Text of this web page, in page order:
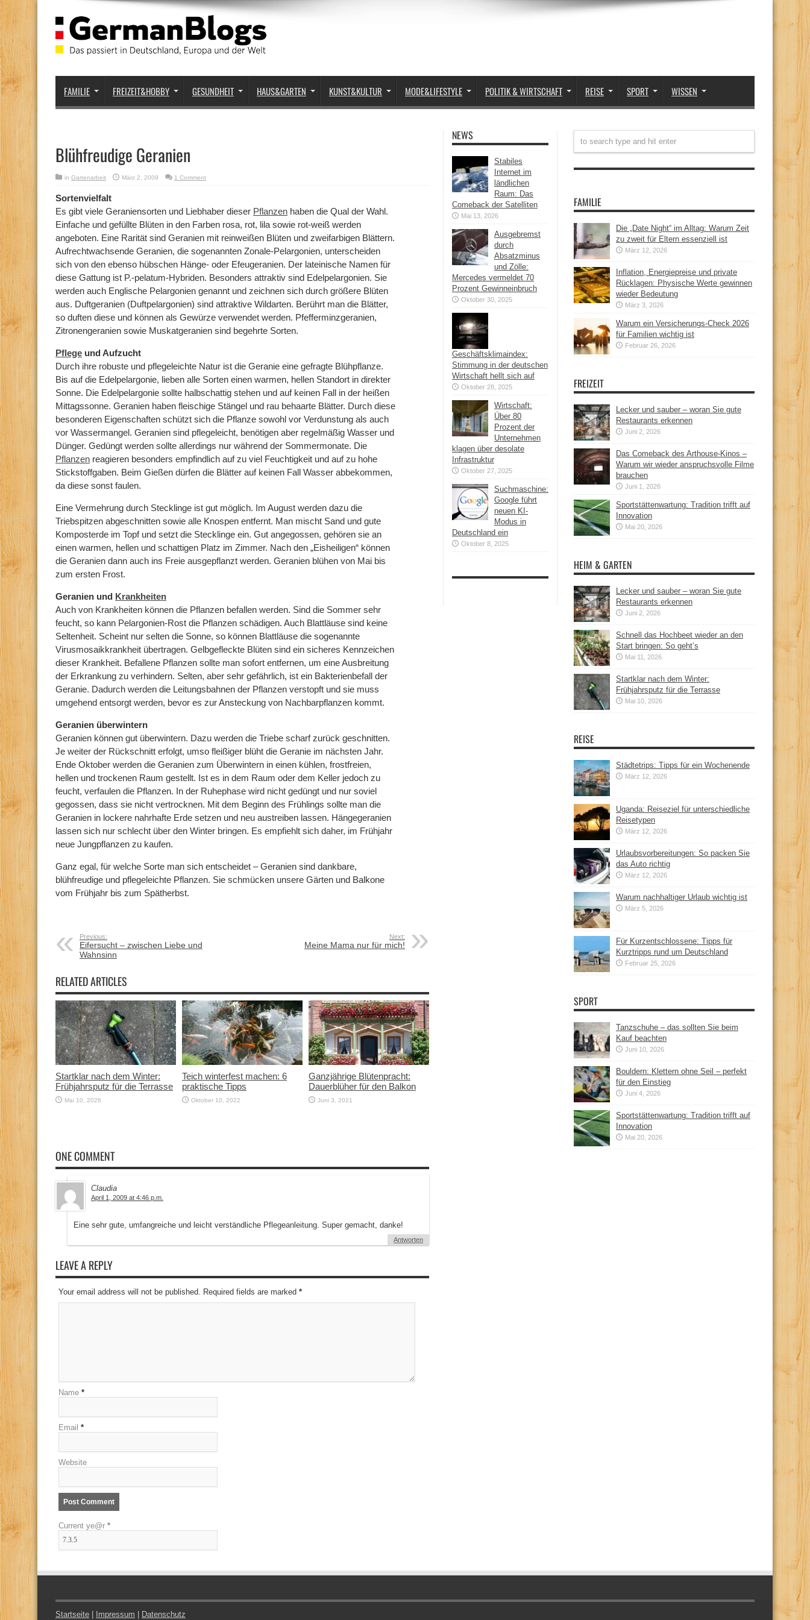
FAMILIE FREIZEIT&HOBBY GESUNDHEIT HAUS&GARTEN KUNST&KULTUR MODE&LIFESTYLE POLITIK & WIRTSCHAFT REISE SPORT WISSEN
Blühfreudige Geranien
in Gartenarbeit März 2, 2009 1 Comment
Sortenvielfalt
Es gibt viele Geraniensorten und Liebhaber dieser Pflanzen haben die Qual der Wahl.
Einfache und gefüllte Blüten in den Farben rosa, rot, lila sowie rot-weiß werden
angeboten. Eine Rarität sind Geranien mit reinweißen Blüten und zweifarbigen Blättern.
Aufrechtwachsende Geranien, die sogenannten Zonale-Pelargonien, unterscheiden
sich von den ebenso hübschen Hänge- oder Efeugeranien. Der lateinische Namen für
diese Gattung ist P.-pelatum-Hybriden. Besonders attraktiv sind Edelpelargonien. Sie
werden auch Englische Pelargonien genannt und zeichnen sich durch größere Blüten
aus. Duftgeranien (Duftpelargonien) sind attraktive Wildarten. Berührt man die Blätter,
so duften diese und können als Gewürze verwendet werden. Pfefferminzgeranien,
Zitronengeranien sowie Muskatgeranien sind begehrte Sorten.
Pflege und Aufzucht
Durch ihre robuste und pflegeleichte Natur ist die Geranie eine gefragte Blühpflanze.
Bis auf die Edelpelargonie, lieben alle Sorten einen warmen, hellen Standort in direkter
Sonne. Die Edelpelargonie sollte halbschattig stehen und auf keinen Fall in der heißen
Mittagssonne. Geranien haben fleischige Stängel und rau behaarte Blätter. Durch diese
besonderen Eigenschaften schützt sich die Pflanze sowohl vor Verdunstung als auch
vor Wassermangel. Geranien sind pflegeleicht, benötigen aber regelmäßig Wasser und
Dünger. Gedüngt werden sollte allerdings nur während der Sommermonate. Die
Pflanzen reagieren besonders empfindlich auf zu viel Feuchtigkeit und auf zu hohe
Stickstoffgaben. Beim Gießen dürfen die Blätter auf keinen Fall Wasser abbekommen,
da diese sonst faulen.
Eine Vermehrung durch Stecklinge ist gut möglich. Im August werden dazu die
Triebspitzen abgeschnitten sowie alle Knospen entfernt. Man mischt Sand und gute
Komposterde im Topf und setzt die Stecklinge ein. Gut angegossen, gehören sie an
einen warmen, hellen und schattigen Platz im Zimmer. Nach den „Eisheiligen“ können
die Geranien dann auch ins Freie ausgepflanzt werden. Geranien blühen von Mai bis
zum ersten Frost.
Geranien und Krankheiten
Auch von Krankheiten können die Pflanzen befallen werden. Sind die Sommer sehr
feucht, so kann Pelargonien-Rost die Pflanzen schädigen. Auch Blattläuse sind keine
Seltenheit. Scheint nur selten die Sonne, so können Blattläuse die sogenannte
Virusmosaikkrankheit übertragen. Gelbgefleckte Blüten sind ein sicheres Kennzeichen
dieser Krankheit. Befallene Pflanzen sollte man sofort entfernen, um eine Ausbreitung
der Erkrankung zu verhindern. Selten, aber sehr gefährlich, ist ein Bakterienbefall der
Geranie. Dadurch werden die Leitungsbahnen der Pflanzen verstopft und sie muss
umgehend entsorgt werden, bevor es zur Ansteckung von Nachbarpflanzen kommt.
Geranien überwintern
Geranien können gut überwintern. Dazu werden die Triebe scharf zurück geschnitten.
Je weiter der Rückschnitt erfolgt, umso fleißiger blüht die Geranie im nächsten Jahr.
Ende Oktober werden die Geranien zum Überwintern in einen kühlen, frostfreien,
hellen und trockenen Raum gestellt. Ist es in dem Raum oder dem Keller jedoch zu
feucht, verfaulen die Pflanzen. In der Ruhephase wird nicht gedüngt und nur soviel
gegossen, dass sie nicht vertrocknen. Mit dem Beginn des Frühlings sollte man die
Geranien in lockere nahrhafte Erde setzen und neu austreiben lassen. Hängegeranien
lassen sich nur schlecht über den Winter bringen. Es empfiehlt sich daher, im Frühjahr
neue Jungpflanzen zu kaufen.
Ganz egal, für welche Sorte man sich entscheidet – Geranien sind dankbare,
blühfreudige und pflegeleichte Pflanzen. Sie schmücken unsere Gärten und Balkone
vom Frühjahr bis zum Spätherbst.
Previous:
Eifersucht – zwischen Liebe und
Wahnsinn
Next:
Meine Mama nur für mich!
RELATED ARTICLES
Startklar nach dem Winter:
Frühjahrsputz für die Terrasse
Mai 10, 2026
Teich winterfest machen: 6
praktische Tipps
Oktober 10, 2022
Ganzjährige Blütenpracht:
Dauerblüher für den Balkon
Juni 3, 2021
ONE COMMENT
Claudia
April 1, 2009 at 4:46 p.m.
Eine sehr gute, umfangreiche und leicht verständliche Pflegeanleitung. Super gemacht, danke!
Antworten
LEAVE A REPLY
Your email address will not be published. Required fields are marked *
Name *
Email *
Website
Current ye@r *
NEWS
Stabiles
Internet im
ländlichen
Raum: Das
Comeback der Satelliten
Mai 13, 2026
Ausgebremst
durch
Absatzminus
und Zölle:
Mercedes vermeldet 70
Prozent Gewinneinbruch
Oktober 30, 2025
Geschäftsklimaindex:
Stimmung in der deutschen
Wirtschaft hellt sich auf
Oktober 28, 2025
Wirtschaft:
Über 80
Prozent der
Unternehmen
klagen über desolate
Infrastruktur
Oktober 27, 2025
Suchmaschine:
Google führt
neuen KI-
Modus in
Deutschland ein
Oktober 8, 2025
FAMILIE
Die „Date Night“ im Alltag: Warum Zeit
zu zweit für Eltern essenziell ist
März 12, 2026
Inflation, Energiepreise und private
Rücklagen: Physische Werte gewinnen
wieder Bedeutung
März 3, 2026
Warum ein Versicherungs-Check 2026
für Familien wichtig ist
Februar 26, 2026
FREIZEIT
Lecker und sauber – woran Sie gute
Restaurants erkennen
Juni 2, 2026
Das Comeback des Arthouse-Kinos –
Warum wir wieder anspruchsvolle Filme
brauchen
Juni 1, 2026
Sportstättenwartung: Tradition trifft auf
Innovation
Mai 20, 2026
HEIM & GARTEN
Lecker und sauber – woran Sie gute
Restaurants erkennen
Juni 2, 2026
Schnell das Hochbeet wieder an den
Start bringen: So geht’s
Mai 11, 2026
Startklar nach dem Winter:
Frühjahrsputz für die Terrasse
Mai 10, 2026
REISE
Städtetrips: Tipps für ein Wochenende
März 12, 2026
Uganda: Reiseziel für unterschiedliche
Reisetypen
März 12, 2026
Urlaubsvorbereitungen: So packen Sie
das Auto richtig
März 12, 2026
Warum nachhaltiger Urlaub wichtig ist
März 5, 2026
Für Kurzentschlossene: Tipps für
Kurztripps rund um Deutschland
Februar 25, 2026
SPORT
Tanzschuhe – das sollten Sie beim
Kauf beachten
Juni 10, 2026
Bouldern: Klettern ohne Seil – perfekt
für den Einstieg
Juni 4, 2026
Sportstättenwartung: Tradition trifft auf
Innovation
Mai 20, 2026
Startseite Impressum Datenschutz